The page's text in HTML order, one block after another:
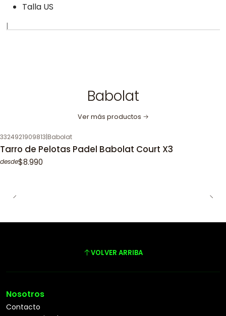
Talla US
|
Babolat
Ver más productos
3324921909813|Babolat
Tarro de Pelotas Padel Babolat Court X3
desde$8.990
VOLVER ARRIBA
Nosotros
Contacto